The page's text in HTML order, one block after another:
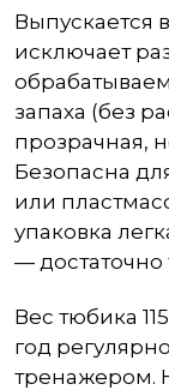
Выпускается
исключает
запаха (без
прозрачная,
Безопасна
или
упаковка
— достаточно
Вес тюбика
год
тренажером.